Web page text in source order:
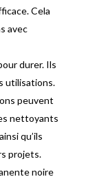
Cela
avec
durer. Ils
utilisations.
peuvent
nettoyants
qu’ils
projets.
noire